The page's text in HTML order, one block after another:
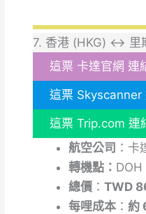
7. 香港 (HKG) ↔ 里
這票 卡達官網 連
這票
這票 Trip.com 連
航空公司 ：
轉機點： DOH
總價： TWD
每哩成本： 約